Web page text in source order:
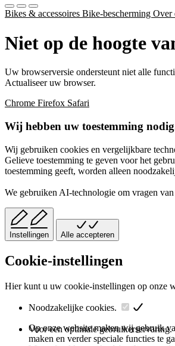
Bikes & accessoires Bike-bescherming Over
Niet op de hoogte
Uw browserversie ondersteunt niet alle
Actualiseer uw browser.
Chrome Firefox Safari
Wij hebben uw toestemming
Wij gebruiken cookies en vergelijkbare
Gelieve toestemming te geven voor het
toestemming geeft, worden alleen
We gebruiken AI-technologie om vragen
Instellingen Alle accepteren
Cookie-instellingen
Hier kunt u uw cookie-instellingen op onze
Noodzakelijke cookies.
Op onze website maken wij gebruik
maken en verder speciale functies te
Voor een optimale gebruikerservaring.